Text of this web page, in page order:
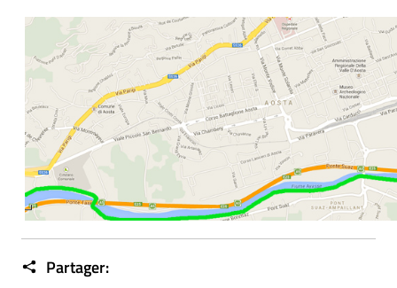
Partager: